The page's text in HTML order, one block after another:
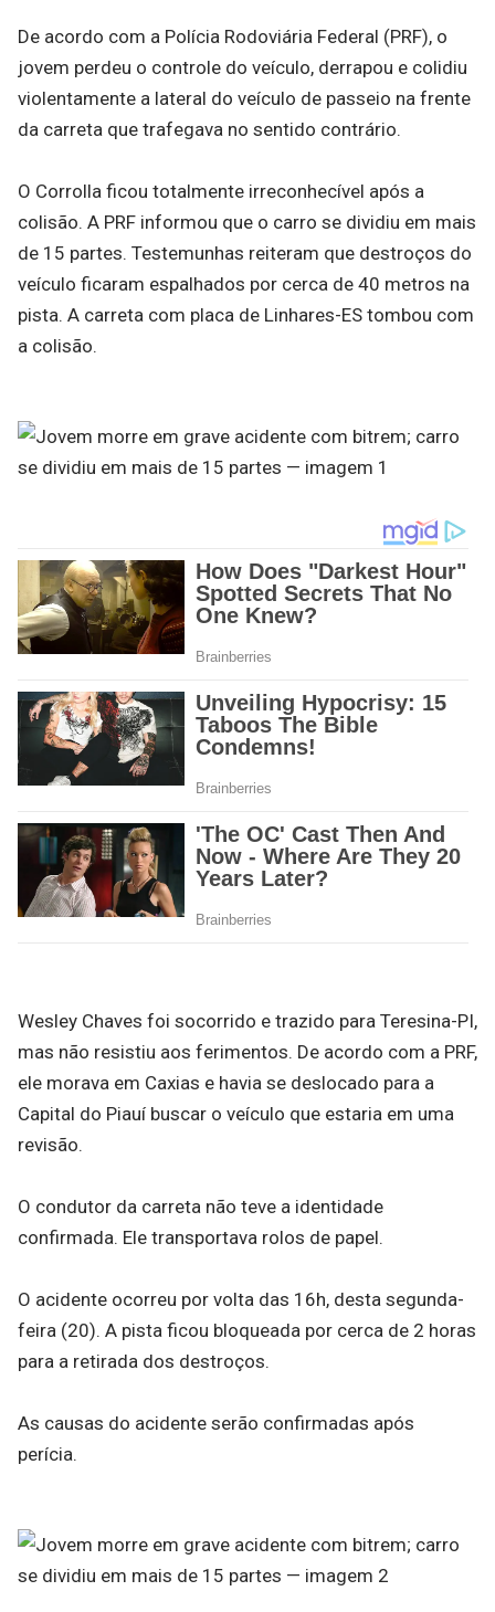
De acordo com a Polícia Rodoviária Federal (PRF), o
jovem perdeu o controle do veículo, derrapou e colidiu
violentamente a lateral do veículo de passeio na frente
da carreta que trafegava no sentido contrário.
O Corrolla ficou totalmente irreconhecível após a
colisão. A PRF informou que o carro se dividiu em mais
de 15 partes. Testemunhas reiteram que destroços do
veículo ficaram espalhados por cerca de 40 metros na
pista. A carreta com placa de Linhares-ES tombou com
a colisão.
Wesley Chaves foi socorrido e trazido para Teresina-PI,
mas não resistiu aos ferimentos. De acordo com a PRF,
ele morava em Caxias e havia se deslocado para a
Capital do Piauí buscar o veículo que estaria em uma
revisão.
O condutor da carreta não teve a identidade
confirmada. Ele transportava rolos de papel.
O acidente ocorreu por volta das 16h, desta segunda-
feira (20). A pista ficou bloqueada por cerca de 2 horas
para a retirada dos destroços.
As causas do acidente serão confirmadas após
perícia.